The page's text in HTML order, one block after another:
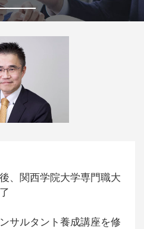
、関西学院大学専門職大
サルタント養成講座を修